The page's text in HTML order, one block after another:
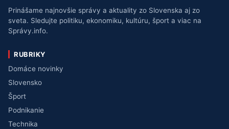
Prinášame najnovšie správy a aktuality zo Slovenska aj zo
sveta. Sledujte politiku, ekonomiku, kultúru, šport a viac na
Správy.info.
RUBRIKY
Domáce novinky
Slovensko
Šport
Podnikanie
Technika